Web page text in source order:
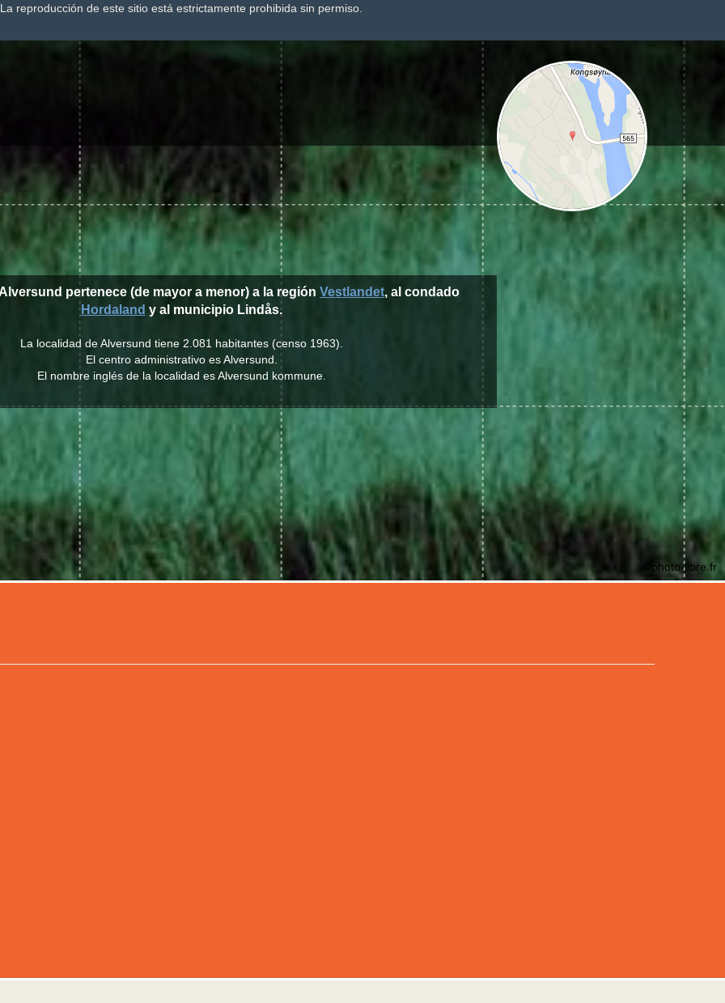
La reproducción de este sitio está estrictamente prohibida sin permiso.
pertenece (de mayor a menor) a la región Vestlandet, al condado
Hordaland y al municipio Lindås.
La localidad de Alversund tiene 2.081 habitantes (censo 1963).
El centro administrativo es Alversund.
El nombre inglés de la localidad es Alversund kommune.
©photo-libre.fr